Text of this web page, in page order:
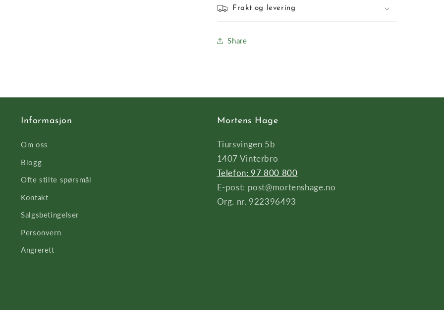
Frakt og levering
Share
Informasjon
Om oss
Blogg
Ofte stilte spørsmål
Kontakt
Salgsbetingelser
Personvern
Angrerett
Mortens Hage
Tiursvingen 5b
1407 Vinterbro
Telefon: 97 800 800
E-post: post@mortenshage.no
Org. nr. 922396493